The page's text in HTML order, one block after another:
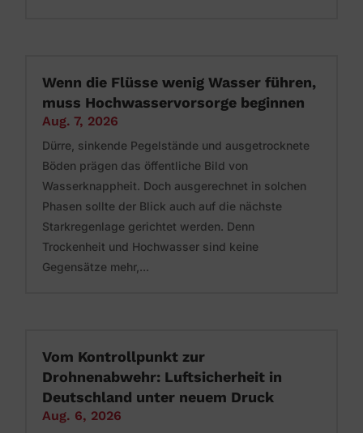
Wenn die Flüsse wenig Wasser führen,
muss Hochwasservorsorge beginnen
Aug. 7, 2026
Dürre, sinkende Pegelstände und ausgetrocknete
Böden prägen das öffentliche Bild von
Wasserknappheit. Doch ausgerechnet in solchen
Phasen sollte der Blick auch auf die nächste
Starkregenlage gerichtet werden. Denn
Trockenheit und Hochwasser sind keine
Gegensätze mehr,...
Vom Kontrollpunkt zur
Drohnenabwehr: Luftsicherheit in
Deutschland unter neuem Druck
Aug. 6, 2026